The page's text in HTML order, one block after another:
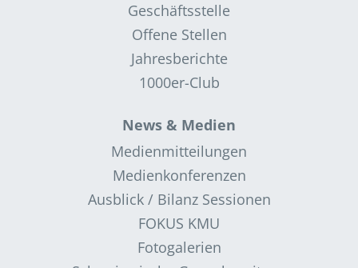
Geschäftsstelle
Offene Stellen
Jahresberichte
1000er-Club
News & Medien
Medienmitteilungen
Medienkonferenzen
Ausblick / Bilanz Sessionen
FOKUS KMU
Fotogalerien